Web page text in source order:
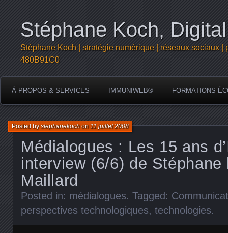
Stéphane Koch,
Stéphane Koch | stratégie numérique | réseaux sociaux
480B91C0
À PROPOS & SERVICES IMMUNIWEB® FORMATIONS
Médialogues : Les 15 ans
interview (6/6) de Stéphane
Maillard
Posted bystephanekochon11 juillet 2008
Posted in: médialogues. Tagged:
perspectives technologiques, technologies.